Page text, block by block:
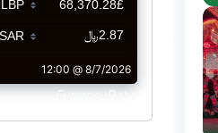
CurrencyRate